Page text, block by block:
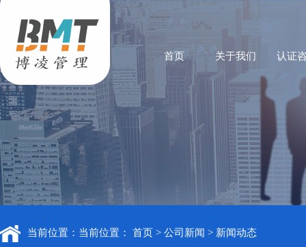
首页 关于我们 认证
当前位置：当前位置： 首页 > 公司新闻 > 新闻动态